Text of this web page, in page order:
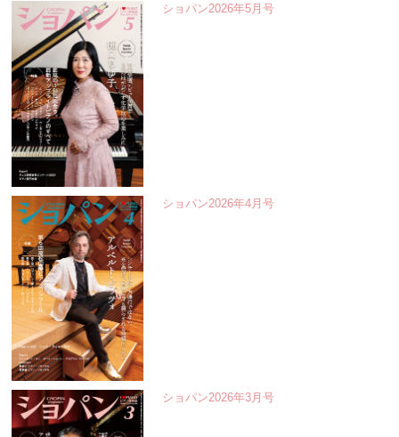
ショパン2026年5月号
ショパン2026年4月号
ショパン2026年3月号